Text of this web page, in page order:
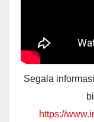
Segala
https://